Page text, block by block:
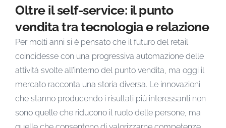
Oltre il self-service: il punto
vendita tra tecnologia e relazione
Per molti anni si è pensato che il futuro del retail
coincidesse con una progressiva automazione delle
attività svolte all’interno del punto vendita, ma oggi il
mercato racconta una storia diversa. Le innovazioni
che stanno producendo i risultati più interessanti non
sono quelle che riducono il ruolo delle persone, ma